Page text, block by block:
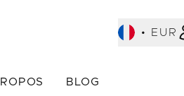
• EUR
sous-menu (BEST-SELLERS) Accédez au sous-menu (COLLECTIONS)
BLOG